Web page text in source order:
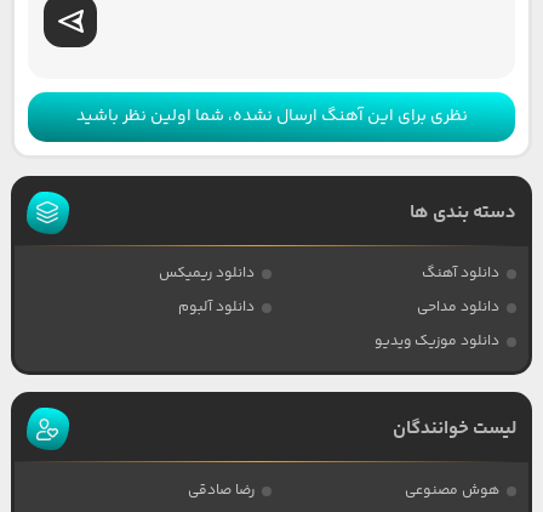
نظری برای این آهنگ ارسال نشده، شما اولین نظر باشید
دسته بندی ها
دانلود آهنگ
دانلود ریمیکس
دانلود مداحی
دانلود آلبوم
دانلود موزیک ویدیو
لیست خوانندگان
هوش مصنوعی رضا صادقی